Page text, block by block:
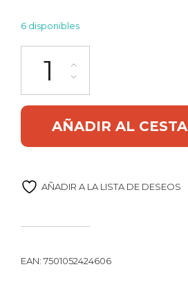
6 disponibles
AÑADIR AL CESTA
AÑADIR A LA LISTA DE DESEOS
EAN: 7501052424606